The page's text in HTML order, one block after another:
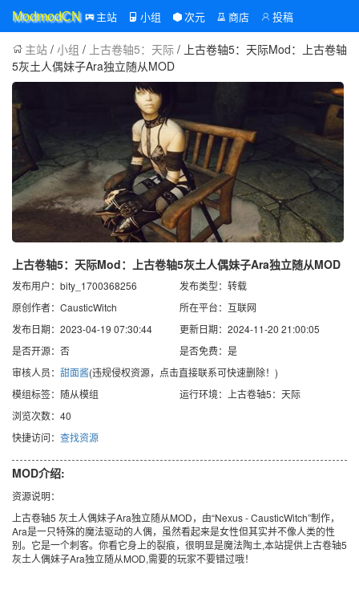
ModmodCN 主站 小组 次元 商店 投稿
主站 / 小组 / 上古卷轴5：天际 / 上古卷轴5：天际Mod：上古卷轴
5灰土人偶妹子Ara独立随从MOD
上古卷轴5：天际Mod：上古卷轴5灰土人偶妹子Ara独立随从MOD
发布用户：bity_1700368256
发布类型：转载
原创作者：CausticWitch
所在平台：互联网
发布日期：2023-04-19 07:30:44
更新日期：2024-11-20 21:00:05
是否开源：否
是否免费：是
审核人员： 甜面酱(违规侵权资源，点击直接联系可快速删除！)
模组标签：随从模组
运行环境：上古卷轴5：天际
浏览次数：40
快捷访问： 查找资源
MOD介绍:
资源说明：
上古卷轴5 灰土人偶妹子Ara独立随从MOD，由“Nexus - CausticWitch”制作，
Ara是一只特殊的魔法驱动的人偶，虽然看起来是女性但其实并不像人类的性
别。它是一个刺客。你看它身上的裂痕，很明显是魔法陶土,本站提供上古卷轴5
灰土人偶妹子Ara独立随从MOD,需要的玩家不要错过哦！